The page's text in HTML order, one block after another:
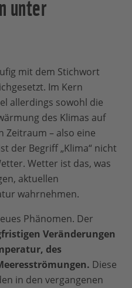
mit dem Stichwort
Im Kern
allerdings sowohl die
des Klimas auf
Zeitraum – also eine
der Begriff „Klima“ nicht
Wetter ist das, was
aktuellen
wahrnehmen.
Phänomen. Der
Veränderungen
des
Diese
in den vergangenen